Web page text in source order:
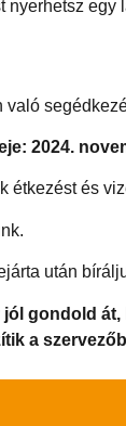
nyerhetsz
való
2024.
étkezést és
után
gondold
a